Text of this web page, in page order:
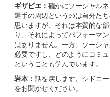
ギザビエ： 確かにソーシャルネ
選手の周辺というのは自分た
思いますが、それは本質的な
り、それによってパフォーマ
はありません。一方、ソーシ
必要ですし、どのようにコミ
ということも学んでいます。
岩本： 話を戻します。シドニ
をお聞かせください。